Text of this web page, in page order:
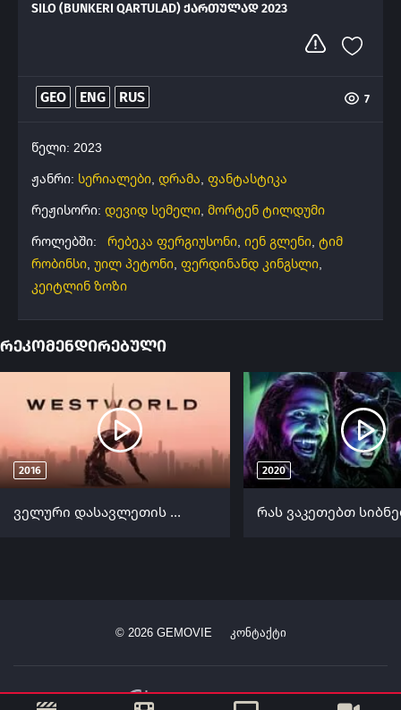
SILO (BUNKERI QARTULAD) ᲥᲐᲠᲗᲣᲚᲐᲓ 2023
GEO ENG RUS 7
წელი: 2023
ჟანრი: სერიალები, დრამა, ფანტასტიკა
რეჟისორი: დევიდ სემელი, მორტენ ტილდუმი
როლებში:
რებეკა ფერგიუსონი, იენ გლენი, ტიმ
რობინსი, უილ პეტონი, ფერდინანდ კინგსლი,
კეიტლინ ზოზი
რეკომენდირებული
2016
ველური დასავლეთის სამყარო (ქართულად) / Westworld (Veluri Dasavletis Samyaro Qartulad) ქართულად 2016
2020
© 2026GEMOVIE კონტაქტი